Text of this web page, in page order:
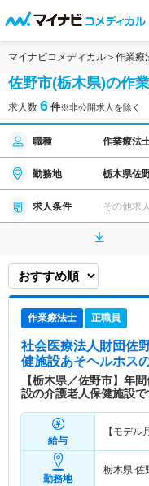
マイナビコメディカル 作業療
佐野市(栃木県)の作
求人数 6 件※非公開求人を除く
職種 作業療法
勤務地 栃木県佐
求人条件 その他求
作業療法士 正職員
社会医療法人財団佐
健施設あそヘルホス
【栃木県／佐野市】年
設の介護老人保健施設で
給与
【モデル
勤務地
栃木県 佐